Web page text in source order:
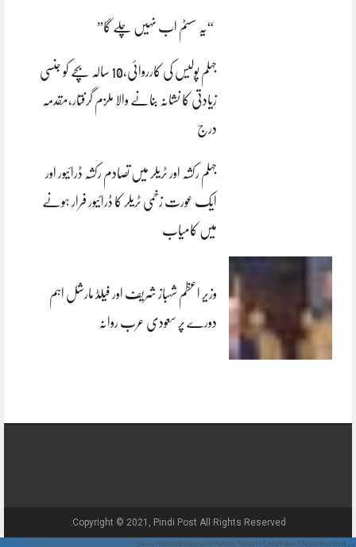
“یہ سسٹم اب نہیں چلے گا”
جہلم پولیس کی کارروائی،10 سالہ بچے کو جنسی
زیادتی کا نشانہ بنانے والا ملزم گرفتار،مقدمہ
درج
جہلم رکشہ اور ٹریلر میں تصادم رکشہ ڈرائیور اور
ایک عورت زخمی ٹریلر کا ڈرائیور فرار ہونے
میں کامیاب
وزیر اعظم شہباز شریف اور فیلڈ مارشل اہم
دورے پر سعودی عرب روانہ
Copyright © 2021, Pindi Post All Rights Reserved.
// Show Author Image with Author Name in UrduPaper Theme function